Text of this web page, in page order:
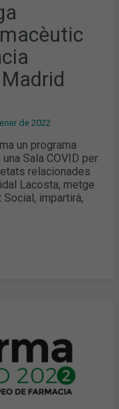
de 2022
un programa
Sala COVID per
relacionades
Lacosta, metge
impartirà,